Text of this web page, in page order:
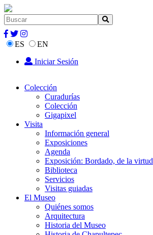
ES
EN
Iniciar Sesión
Colección
Curadurías
Colección
Gigapixel
Visita
Información general
Exposiciones
Agenda
Exposición: Bordado, de la virtud
Biblioteca
Servicios
Visitas guiadas
El Museo
Quiénes somos
Arquitectura
Historia del Museo